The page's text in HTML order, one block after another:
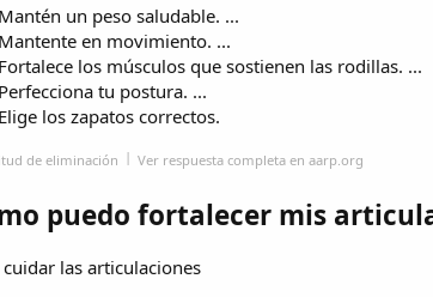
Mantén un peso saludable. ...
Mantente en movimiento. ...
Fortalece los músculos que sostienen las rodillas. ...
Perfecciona tu postura. ...
Elige los zapatos correctos.
de eliminación Ver respuesta completa en aarp.org
puedo fortalecer mis
cuidar las articulaciones